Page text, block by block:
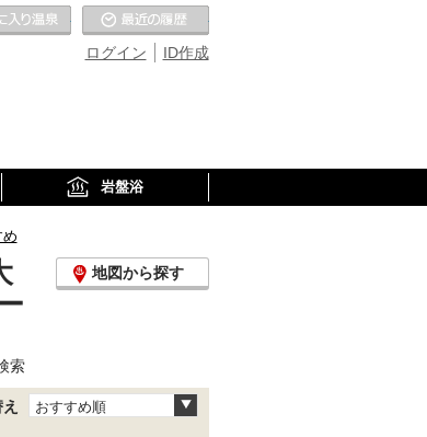
ID作成
ログイン
お気に入りの温泉
岩盤浴
め
地図から探す
索
おすすめ順